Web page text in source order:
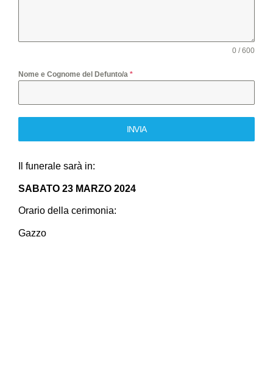
0 / 600
Nome e Cognome del Defunto/a *
INVIA
Il funerale sarà in:
SABATO 23 MARZO 2024
Orario della cerimonia:
Gazzo